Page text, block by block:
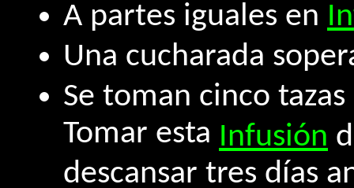
A partes iguales en
Una cucharada
Se toman cinco
Tomar esta Infusión
descansar tres días